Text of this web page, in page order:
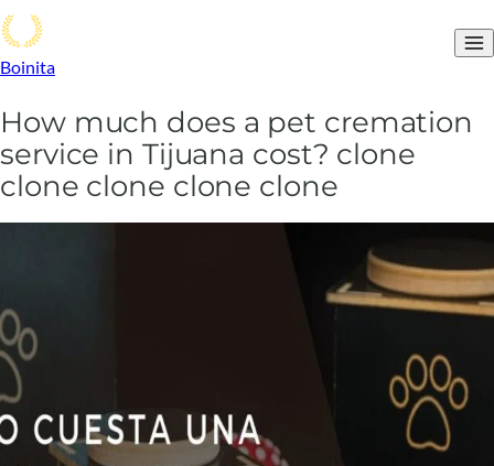
Boinita
How much does a pet cremation
service in Tijuana cost? clone
clone clone clone clone